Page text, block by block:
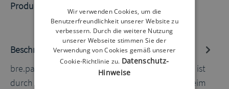
Produktnummer:
Beschreibung
bre.parat Sportband lila 50-54cm Das Sportband ist
durch seine Breite sehr komfortabel zu tragen beim
Wir verwenden Cookies, um die
Benutzerfreundlichkeit unserer Website zu
verbessern. Durch die weitere Nutzung
unserer Webseite stimmen Sie der
Verwendung von Cookies gemäß unserer
Cookie-Richtlinie zu. Datenschutz-
Hinweise